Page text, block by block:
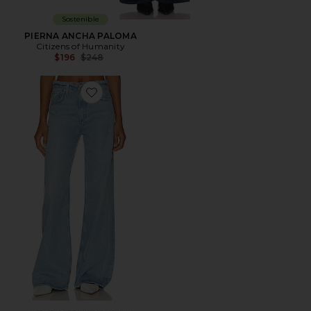
Sostenible
PIERNA ANCHA PALOMA
Citizens of Humanity
$196 Previous price:
$248
Favorite HOLGADO(A) PALOMA